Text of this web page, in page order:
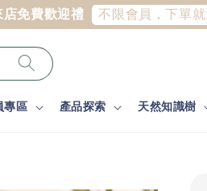
店免費歡迎禮 不限會員，下單就
專區 產品探索 天然知識樹